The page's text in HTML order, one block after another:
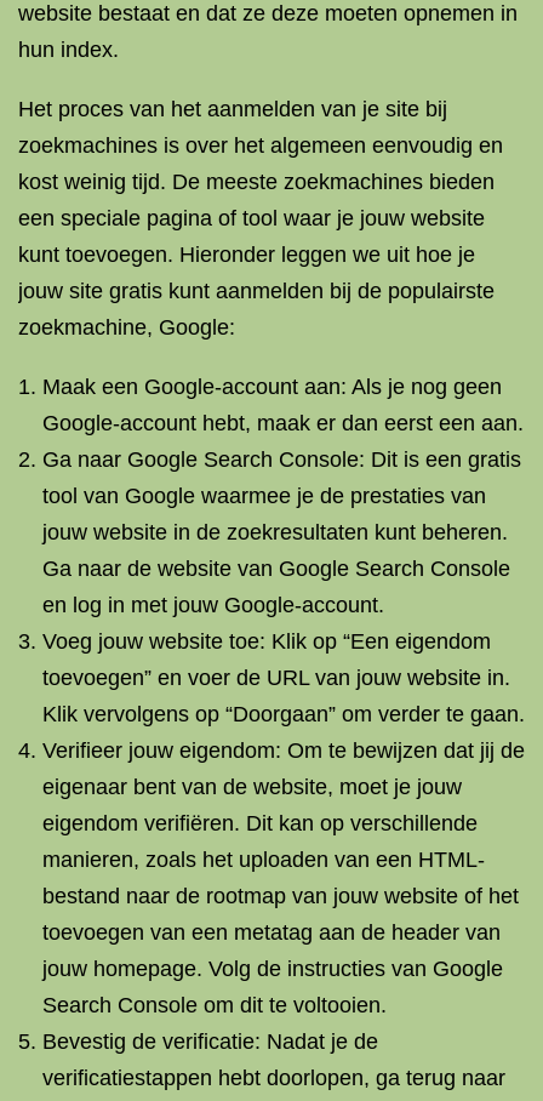
website bestaat en dat ze deze moeten opnemen in
hun index.
Het proces van het aanmelden van je site bij
zoekmachines is over het algemeen eenvoudig en
kost weinig tijd. De meeste zoekmachines bieden
een speciale pagina of tool waar je jouw website
kunt toevoegen. Hieronder leggen we uit hoe je
jouw site gratis kunt aanmelden bij de populairste
zoekmachine, Google:
Maak een Google-account aan: Als je nog geen
Google-account hebt, maak er dan eerst een aan.
Ga naar Google Search Console: Dit is een gratis
tool van Google waarmee je de prestaties van
jouw website in de zoekresultaten kunt beheren.
Ga naar de website van Google Search Console
en log in met jouw Google-account.
Voeg jouw website toe: Klik op “Een eigendom
toevoegen” en voer de URL van jouw website in.
Klik vervolgens op “Doorgaan” om verder te gaan.
Verifieer jouw eigendom: Om te bewijzen dat jij de
eigenaar bent van de website, moet je jouw
eigendom verifiëren. Dit kan op verschillende
manieren, zoals het uploaden van een HTML-
bestand naar de rootmap van jouw website of het
toevoegen van een metatag aan de header van
jouw homepage. Volg de instructies van Google
Search Console om dit te voltooien.
Bevestig de verificatie: Nadat je de
verificatiestappen hebt doorlopen, ga terug naar